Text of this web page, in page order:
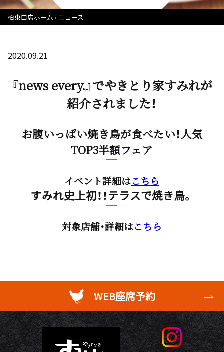
柏東口店ホーム ニュース
2020.09.21
『news every.』でやきとり家すみれが
紹介されました！
お腹いっぱい焼き鳥が食べたい！人気
TOP3半額フェア
イベント詳細はこちら
すみれ史上初！！テラスで焼き鳥。
対象店舗・詳細はこちら
WEB座席予約